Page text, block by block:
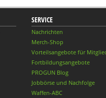
SERVICE
Nachrichten
Merch-Shop
Vorteilsangebote für
Fortbildungsangebote
PROGUN Blog
Jobbörse und Nachfolge
Waffen-ABC